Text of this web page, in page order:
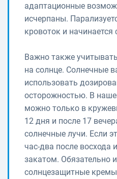
адаптационные
исчерпаны.
кровоток и начинается
Важно также
на солнце. Солнечные
использовать
осторожностью. В
можно только в
12 дня и после 17
солнечные лучи. Если
час-два после восхода
закатом. Обязательно
солнцезащитные